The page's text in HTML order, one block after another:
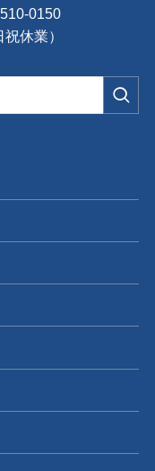
0150
休業）